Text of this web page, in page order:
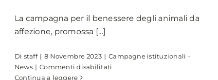
La campagna per il benessere degli animali da
affezione, promossa [...]
Di staff | 8 Novembre 2023 | Campagne istituzionali -
News | Commenti disabilitati
Continua a leggere